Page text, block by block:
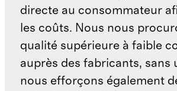
directe au consommateur
les coûts. Nous nous
qualité supérieure à faible
auprès des fabricants,
nous efforçons également